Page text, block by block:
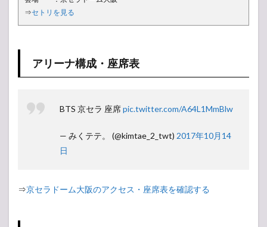
ーナ
構
表
1.2
ズ販
売
会場
⇒セトリを見る
アリーナ構成・座席表
BTS 京セラ 座席pic.twitter.com/A64L1MmBlw
— みくテテ。 (@kimtae_2_twt) 2017年10月14
日
⇒京セラドーム大阪のアクセス・座席表を確認する